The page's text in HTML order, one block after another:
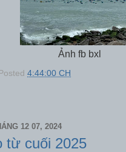
Ảnh fb bxl
4:44:00 CH
12 07, 2024
từ cuối 2025